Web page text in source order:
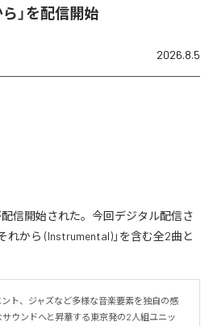
」を配信開始
2026.8.5
配信開始された。今回デジタル配信さ
れから (Instrumental)」を含む全2曲と
ト、ジャズなど多様な音楽要素を独自の感
ウンドへと昇華する東京発の2人組ユニッ